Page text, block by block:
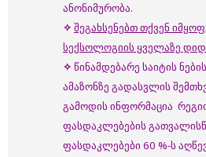
ანონიმურობა.
✧ შეგახსენებთ თქვენ
სექსოლოგიის ყველაზე
✧ წინამდებარე საიტის
ამაზონზე გადასვლის
გამოდის ინფორმაცია
ფასდაკლებების
ფასდაკლებები 60 %-ს